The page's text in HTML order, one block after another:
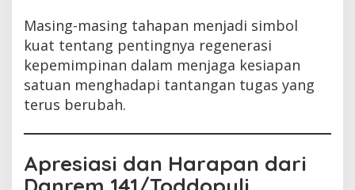
Masing-masing tahapan menjadi simbol
kuat tentang pentingnya regenerasi
kepemimpinan dalam menjaga kesiapan
satuan menghadapi tantangan tugas yang
terus berubah.
Apresiasi dan Harapan dari